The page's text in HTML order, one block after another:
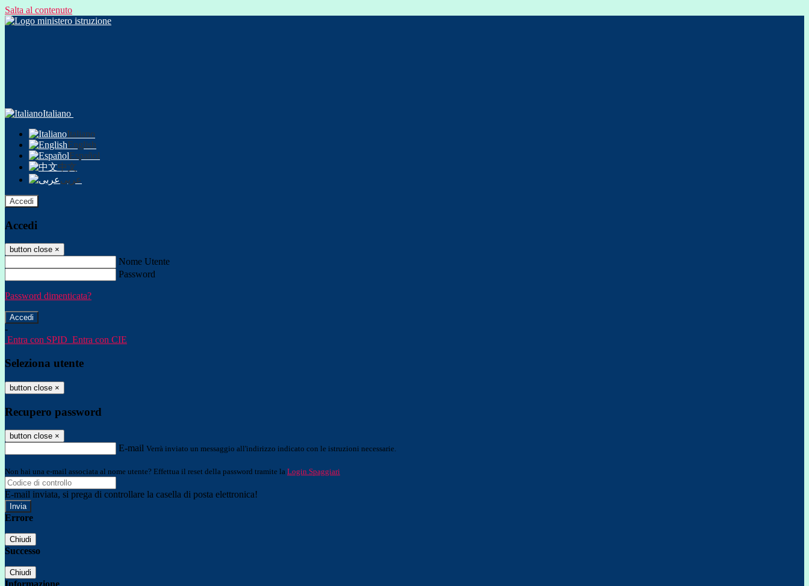
Salta al contenuto
Italiano
Italiano
English
Español
中文
عربى
Accedi
Accedi
button close ×
Nome Utente
Password
Password dimenticata?
-
Entra con SPID Entra con CIE
Seleziona utente
button close ×
Recupero password
button close ×
E-mail Verrà inviato un messaggio all'indirizzo indicato con le istruzioni necessarie.
Non hai una e-mail associata al nome utente? Effettua il reset della password tramite la Login Spaggiari
E-mail inviata, si prega di controllare la casella di posta elettronica!
Errore
Chiudi
Successo
Chiudi